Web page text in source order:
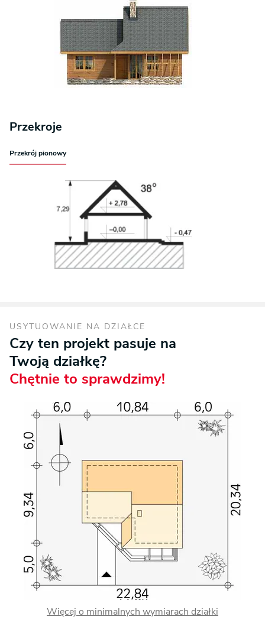
Przekroje
Przekrój pionowy
USYTUOWANIE NA DZIAŁCE
Czy ten projekt pasuje na
Twoją działkę?
Chętnie to sprawdzimy!
Więcej o minimalnych wymiarach działki